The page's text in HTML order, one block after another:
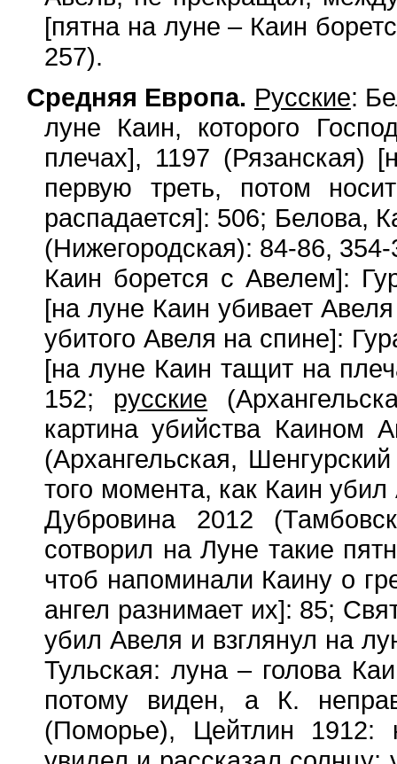
[пятна на луне – Каин
257).
Средняя Европа. Русские:
луне Каин, которого
плечах], 1197 (Рязанская)
первую треть, потом
распадается]: 506; Белова,
(Нижегородская): 84-86,
Каин борется с Авелем]:
[на луне Каин убивает
убитого Авеля на спине]:
[на луне Каин тащит на
152; русские
картина убийства
(Архангельская,
того момента, как Каин
Дубровина 2012
сотворил на Луне такие
чтоб напоминали Каину о
ангел разнимает их]: 85;
убил Авеля и взглянул на
Тульская: луна – голова
потому виден, а К.
(Поморье), Цейтлин 1912: